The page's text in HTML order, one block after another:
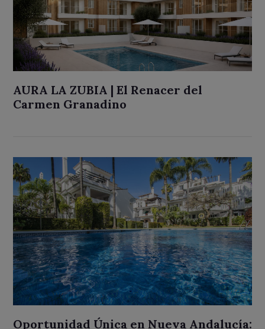
AURA LA ZUBIA | El Renacer del
Carmen Granadino
Oportunidad Única en Nueva Andalucía: